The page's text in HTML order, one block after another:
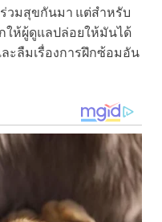
วมสุขกันมา แต่สำหรับ
ให้ผู้ดูแลปล่อยให้มันได้
ะลืมเรื่องการฝึกซ้อมอัน